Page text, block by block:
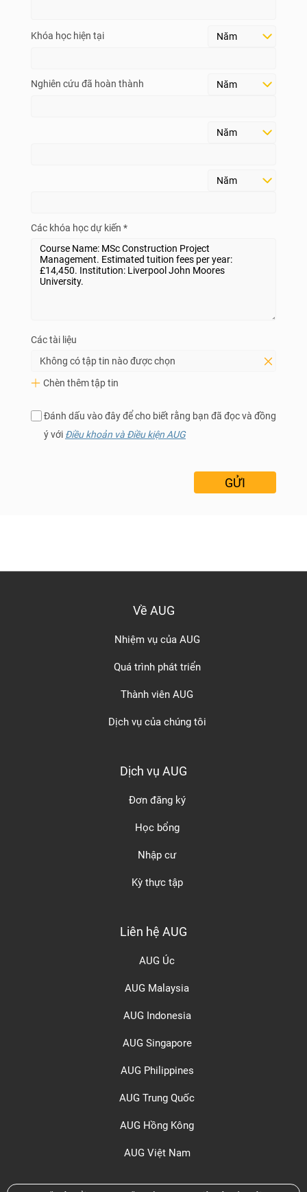
Khóa học hiện tại
Nghiên cứu đã hoàn thành
Các khóa học dự kiến *
Các tài liệu
Không có tập tin nào được chọn
Chèn thêm tập tin
Đánh dấu vào đây để cho biết rằng bạn đã đọc và đồng
ý với Điều khoản và Điều kiện AUG
Về AUG
Nhiệm vụ của AUG
Quá trình phát triển
Thành viên AUG
Dịch vụ của chúng tôi
Dịch vụ AUG
Đơn đăng ký
Học bổng
Nhập cư
Kỳ thực tập
Liên hệ AUG
AUG Úc
AUG Malaysia
AUG Indonesia
AUG Singapore
AUG Philippines
AUG Trung Quốc
AUG Hồng Kông
AUG Việt Nam